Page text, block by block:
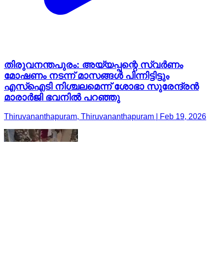
തിരുവനന്തപുരം: അയ്യപ്പന്റെ സ്വർണം
മോഷണം നടന്ന് മാസങ്ങൾ പിന്നിട്ടിട്ടും
എസ്ഐടി നിശ്ചലമെന്ന് ശോഭാ സുരേന്ദ്രൻ
മാരാർജി ഭവനിൽ പറഞ്ഞു
Thiruvananthapuram, Thiruvananthapuram | Feb 19, 2026